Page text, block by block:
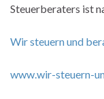
Steuerberaters ist
Wir steuern und
www.wir-steuern-